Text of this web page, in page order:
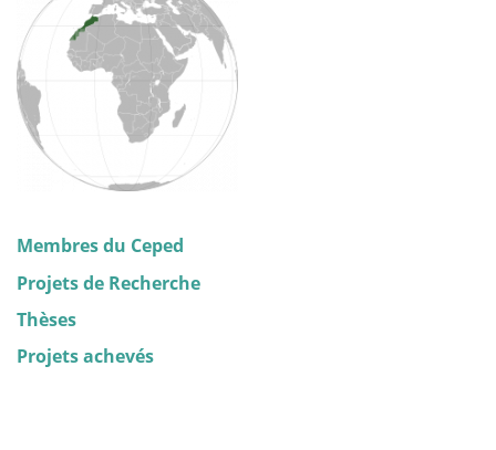
Membres du Ceped
Projets de Recherche
Thèses
Projets achevés